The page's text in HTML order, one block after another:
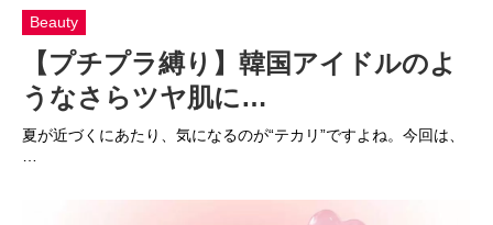
Beauty
【プチプラ縛り】韓国アイドルのよ
うなさらツヤ肌に…
夏が近づくにあたり、気になるのが“テカリ”ですよね。今回は、